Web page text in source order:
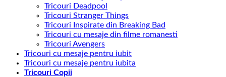
Tricouri Deadpool
Tricouri Stranger Things
Tricouri Inspirate din Breaking Bad
Tricouri cu mesaje din filme romanesti
Tricouri Avengers
Tricouri cu mesaje pentru iubit
Tricouri cu mesaje pentru iubita
Tricouri Copii